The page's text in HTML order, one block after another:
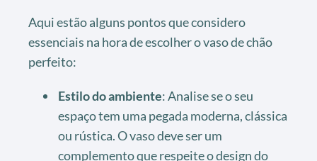
Aqui estão alguns pontos que considero
essenciais na hora de escolher o vaso de chão
perfeito:
Estilo do ambiente: Analise se o seu
espaço tem uma pegada moderna, clássica
ou rústica. O vaso deve ser um
complemento que respeite o design do